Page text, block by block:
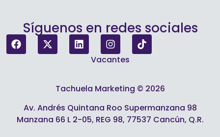
Síguenos en redes sociales
Vacantes
Tachuela Marketing © 2026
Av. Andrés Quintana Roo Supermanzana 98
Manzana 66 L 2-05, REG 98, 77537 Cancún, Q.R.